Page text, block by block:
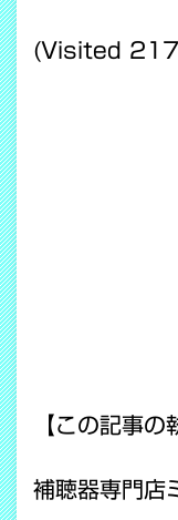
(Visited
【この記事の
補聴器専門店